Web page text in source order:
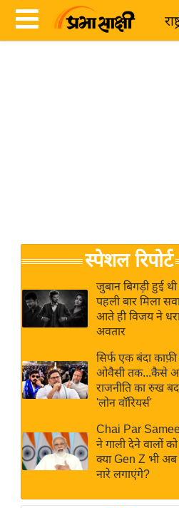
Breaking
News in
Hindi
Hindi
Hindi
जगत
राय
बजट
क्रिकेट
IPL
ई-पेपर
मिसाल बेमिसाल
स्पेशल रिपोर्ट
जुबान बिगड़ी हुई
पहली बार मिला
आते ही विजय ने
अवतार
सिर्फ एक बंदा
ओवैसी तक...कैसे
राजनीति का रुख
'लोन वॉरियर्स'
Chai Par
ने गाली देने वालों
क्या Gen Z भी अब
नारे लगाएंगे?